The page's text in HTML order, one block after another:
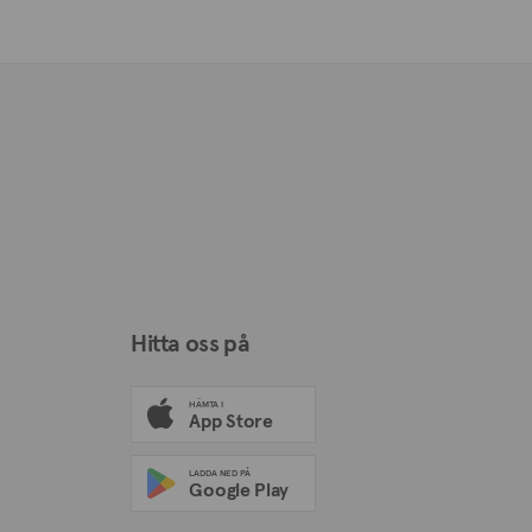
Hitta oss på
HÄMTA I
App Store
LADDA NED PÅ
Google Play